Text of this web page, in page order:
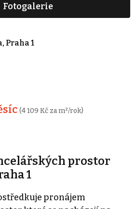
Fotogalerie
Praha 1
(4 109 Kč za m²/rok)
prostor
1
pronájem